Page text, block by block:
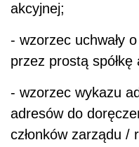
akcyjnej;
- wzorzec uchwały
przez prostą spółkę
- wzorzec wykazu
adresów do
członków zarządu /